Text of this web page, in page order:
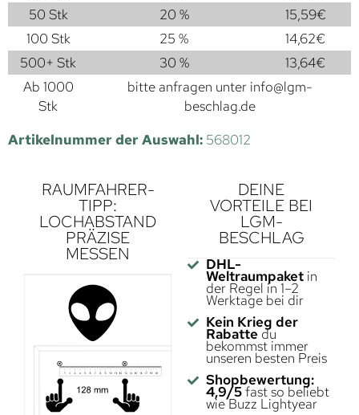
50 Stk
20 % 15,59€
100 Stk
25 % 14,62€
500+ Stk
30 % 13,64€
Ab 1000
Stk
bitte anfragen unter info@lgm-
beschlag.de
Artikelnummer der Auswahl: 568012
RAUMFAHRER-
TIPP:
LOCHABSTAND
PRÄZISE
MESSEN
DEINE
VORTEILE BEI
LGM-
BESCHLAG
DHL-
Weltraumpaketin
der Regel in 1–2
Werktage bei dir
Kein Krieg der
Rabattedu
bekommst immer
unseren besten Preis
Shopbewertung:
4,9/5fast so beliebt
wie Buzz Lightyear